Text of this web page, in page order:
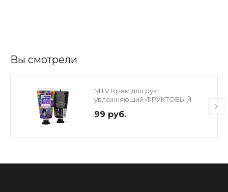
Вы смотрели
MILV Крем для рук
увлажняющий ФРУКТОВЫЙ
99 руб.